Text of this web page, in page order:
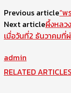
Previous article“พ
Next articleผึ้งหลว
เมื่อวันที่2 ธันวาคมที่
admin
RELATED ARTICLES